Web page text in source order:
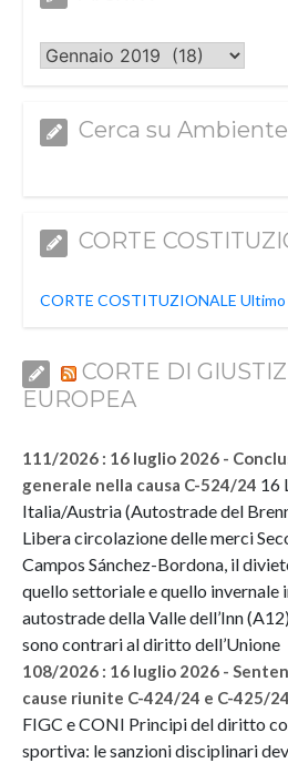
Archivi
Cerca su
CORTE
CORTE COSTITUZIONALE
CORTE DI
EUROPEA
111/2026 : 16 luglio 2026 -
generale nella causa C-524/24 16
Italia/Austria (Autostrade del
Libera circolazione delle merci
Campos Sánchez-Bordona, il
quello settoriale e quello invernale
autostrade della Valle dell’Inn
sono contrari al diritto dell’Unione
108/2026 : 16 luglio 2026 -
cause riunite C-424/24 e C-425/24
FIGC e CONI Principi del diritto
sportiva: le sanzioni disciplinari